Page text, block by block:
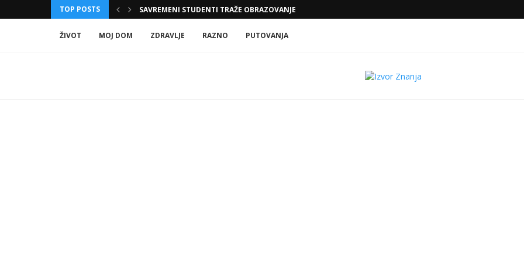
TOP POSTS
SODA BIKARBONA, SIRĆE I KLJUČALA VODA: DA LI...
POVEĆAJTE PREPOZNATLJIVOST
ŽIVOT MOJ DOM ZDRAVLJE RAZNO PUTOVANJA